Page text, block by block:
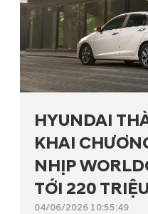
HYUNDAI
KHAI
NHỊP
TỚI 220
04/06/2026 10:55:49